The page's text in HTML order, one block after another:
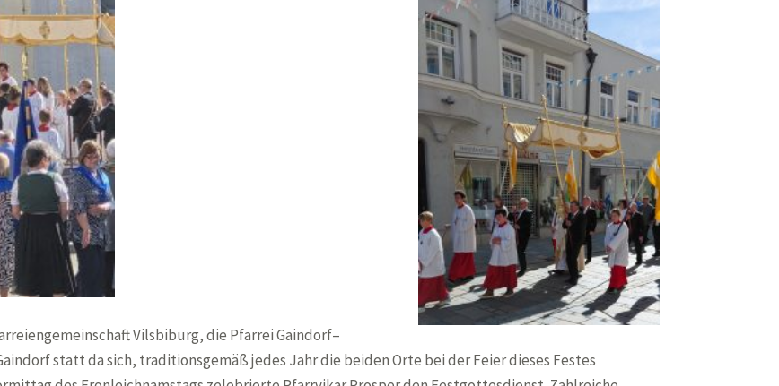
Vilsbiburg, die Pfarrei Gaindorf–
statt da sich, traditionsgemäß jedes Jahr die beiden Orte bei der Feier dieses Festes